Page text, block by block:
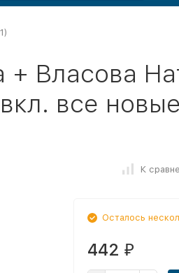
+ Власова
все
К
Осталось
442 ₽